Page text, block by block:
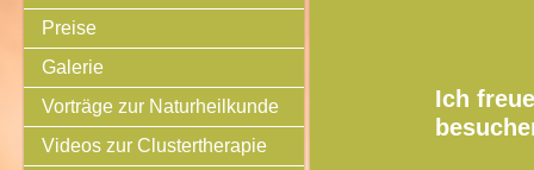
Preise
Galerie
Vorträge zur Naturheilkunde
Videos zur Clustertherapie
Ich